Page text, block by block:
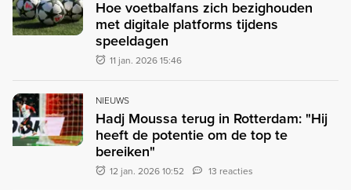
Hoe voetbalfans zich bezighouden
met digitale platforms tijdens
speeldagen
11 jan. 2026 15:46
NIEUWS
Hadj Moussa terug in Rotterdam: "Hij
heeft de potentie om de top te
bereiken"
12 jan. 2026 10:52 13 reacties